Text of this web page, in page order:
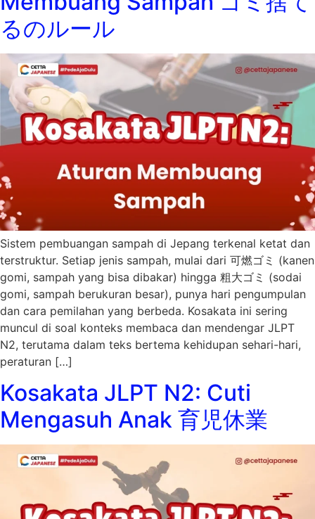
るのルール
Sistem pembuangan sampah di Jepang terkenal ketat dan
terstruktur. Setiap jenis sampah, mulai dari 可燃ゴミ (kanen
gomi, sampah yang bisa dibakar) hingga 粗大ゴミ (sodai
gomi, sampah berukuran besar), punya hari pengumpulan
dan cara pemilahan yang berbeda. Kosakata ini sering
muncul di soal konteks membaca dan mendengar JLPT
N2, terutama dalam teks bertema kehidupan sehari-hari,
peraturan […]
Kosakata JLPT N2: Cuti
Mengasuh Anak 育児休業